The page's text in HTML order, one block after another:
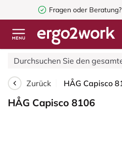
Fragen oder Beratung?
Zurück
HÅG Capisco 8106